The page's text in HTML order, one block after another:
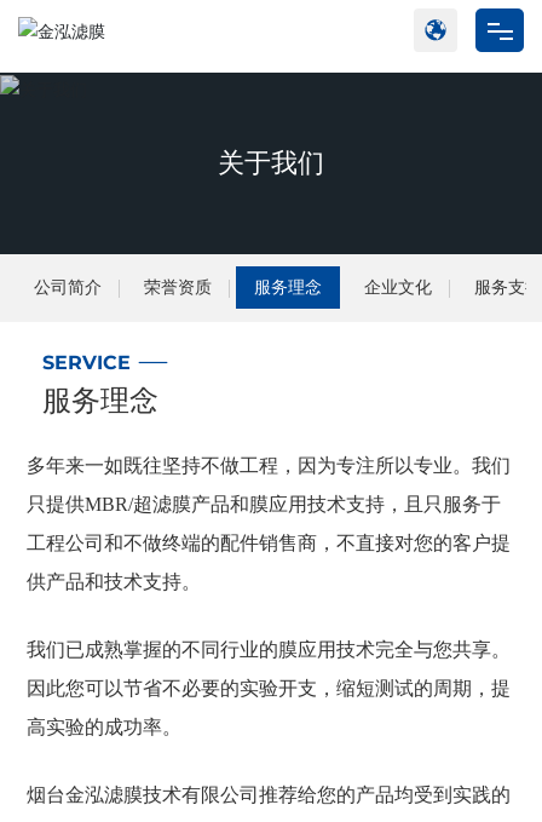
网站首页
关于我们
联系我们
关于我们
公司简介 荣誉资质 服务理念 企业文化 服务支持
SERVICE
服务理念
多年来一如既往坚持不做工程，因为专注所以专业。我们
只提供MBR/超滤膜产品和膜应用技术支持，且只服务于
工程公司和不做终端的配件销售商，不直接对您的客户提
供产品和技术支持。
我们已成熟掌握的不同行业的膜应用技术完全与您共享。
因此您可以节省不必要的实验开支，缩短测试的周期，提
高实验的成功率。
烟台金泓滤膜技术有限公司推荐给您的产品均受到实践的